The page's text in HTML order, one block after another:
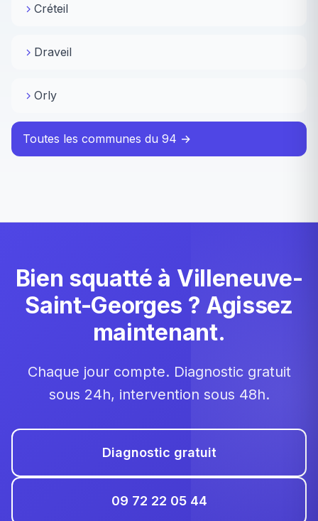
Créteil
Draveil
Orly
Toutes les communes du 94 →
Bien squatté à Villeneuve-
Saint-Georges ? Agissez
maintenant.
Chaque jour compte. Diagnostic gratuit
sous 24h, intervention sous 48h.
Diagnostic gratuit
09 72 22 05 44